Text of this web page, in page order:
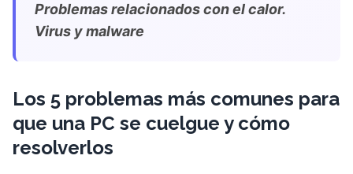
Problemas relacionados con el calor.
Virus y malware
Los 5 problemas más comunes para
que una PC se cuelgue y cómo
resolverlos